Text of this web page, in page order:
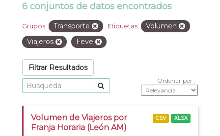
6 conjuntos de datos encontrados
Grupos: Transporte Etiquetas:
Volumen
Viajeros
Feve
Filtrar Resultados
Ordenar por
Volumen de Viajeros por
Franja Horaria (León AM)
CSV XLSX